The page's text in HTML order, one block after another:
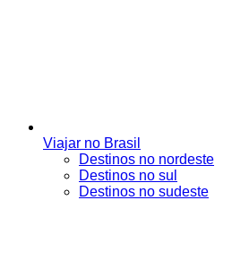
Viajar no Brasil
Destinos no nordeste
Destinos no sul
Destinos no sudeste